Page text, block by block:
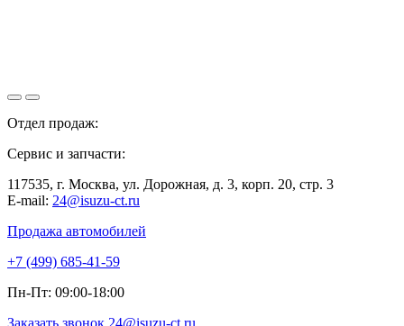
Отдел продаж:
Сервис и запчасти:
117535, г. Москва, ул. Дорожная, д. 3, корп. 20, стр. 3
E-mail: 24@isuzu-ct.ru
Продажа автомобилей
+7 (499) 685-41-59
Пн-Пт: 09:00-18:00
Заказать звонок 24@isuzu-ct.ru